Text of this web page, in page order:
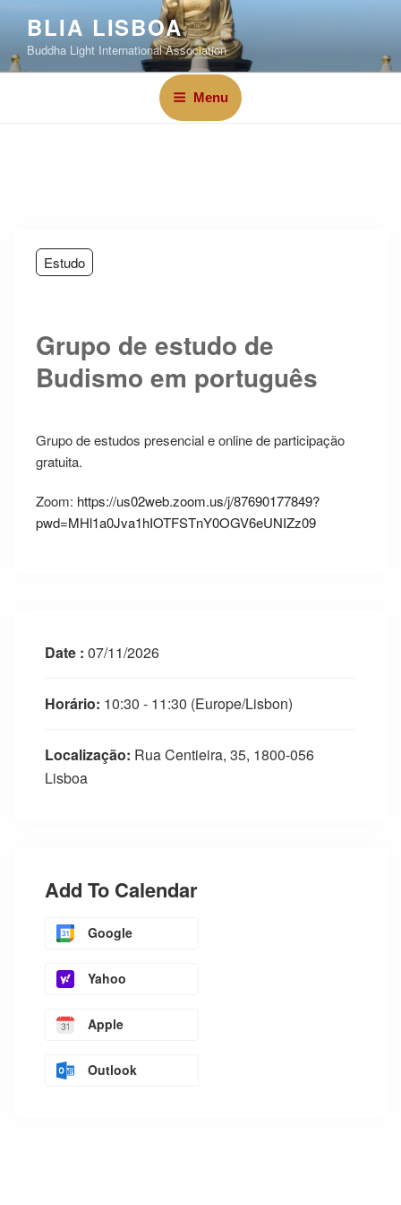
BLIA LISBOA
Buddha Light International Association
Menu
Estudo
Grupo de estudo de
Budismo em português
Grupo de estudos presencial e online de participação
gratuita.
Zoom: https://us02web.zoom.us/j/87690177849?
pwd=MHl1a0Jva1hIOTFSTnY0OGV6eUNIZz09
Date : 07/11/2026
Horário: 10:30 - 11:30 (Europe/Lisbon)
Localização: Rua Centieira, 35, 1800-056
Lisboa
Add To Calendar
Google
Yahoo
Apple
Outlook